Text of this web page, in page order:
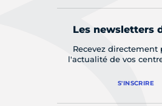
Les newsletters
Recevez directement
l'actualité de vos
S'INSCRIRE